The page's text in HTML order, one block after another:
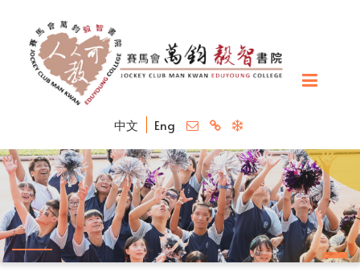
中文 Eng